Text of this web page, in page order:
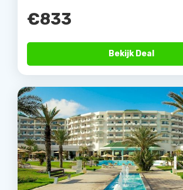
€833
Bekijk Deal